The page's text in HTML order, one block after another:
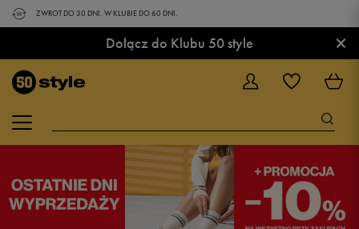
ZWROT DO 30 DNI. W KLUBIE DO 60 DNI.
Dołącz do Klubu 50 style ×